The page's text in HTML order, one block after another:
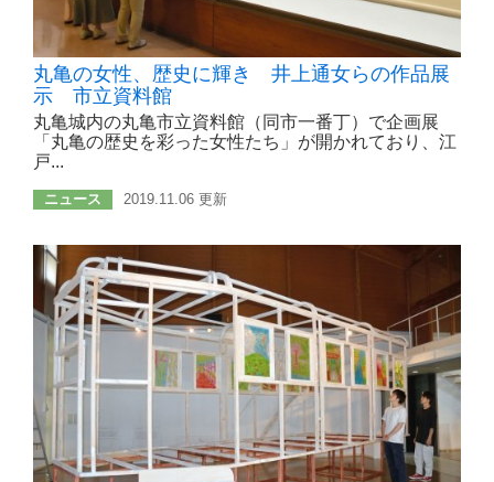
丸亀の女性、歴史に輝き 井上通女らの作品展
示 市立資料館
丸亀城内の丸亀市立資料館（同市一番丁）で企画展
「丸亀の歴史を彩った女性たち」が開かれており、江
戸...
ニュース 2019.11.06 更新